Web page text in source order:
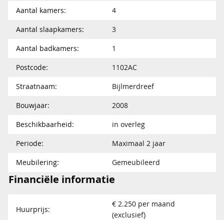
Aantal kamers:
4
Aantal slaapkamers:
3
Aantal badkamers:
1
Postcode:
1102AC
Straatnaam:
Bijlmerdreef
Bouwjaar:
2008
Beschikbaarheid:
in overleg
Periode:
Maximaal 2 jaar
Meubilering:
Gemeubileerd
Financiële informatie
Huurprijs:
€ 2.250 per maand
(exclusief)